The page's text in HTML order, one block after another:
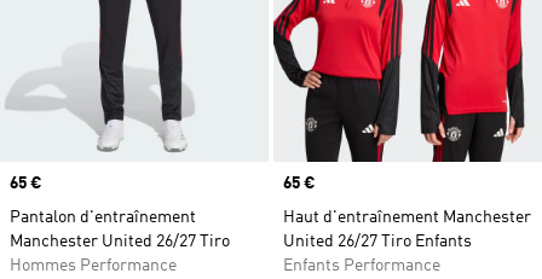
Prix
65 €
Pantalon d'entraînement
Manchester United 26/27 Tiro
Hommes Performance
Prix
65 €
Haut d'entraînement Manchester
United 26/27 Tiro Enfants
Enfants Performance